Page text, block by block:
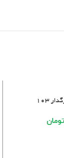
۱۰۳
تومان